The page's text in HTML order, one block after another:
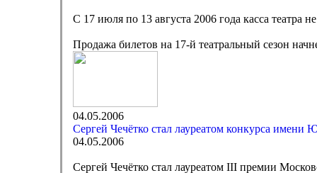
С 17 июля по 13 августа 2006 года касса театра не
Продажа билетов на 17-й театральный сезон
04.05.2006
Сергей Чечётко стал лауреатом конкурса
04.05.2006
Сергей Чечётко стал лауреатом III премии